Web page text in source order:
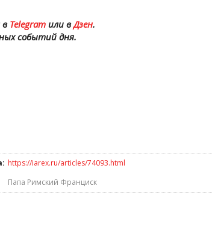
вTelegramили вДзен.
событий дня.
https://iarex.ru/articles/74093.html
Папа Римский Франциск